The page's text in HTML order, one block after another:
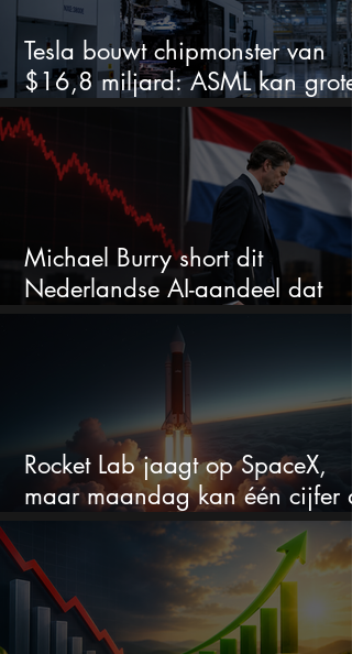
Tesla bouwt chipmonster van
$16,8 miljard: ASML kan grote
winnaar worden
Michael Burry short dit
Nederlandse AI-aandeel dat
Rocket Lab jaagt op SpaceX,
maar maandag kan één cijfer
droom doorprikken?